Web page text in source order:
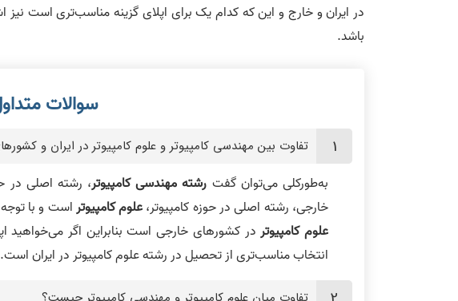
در ایران و خارج و این که کدام یک برای اپلای گزینه‌ مناسب‌تری است
باشد.
تفاوت بین مهندسی کامپیوتر و علوم کامپیوتر در ایران و
به‌طورکلی می‌توان گفت رشته مهندسی کامپیوتر، رشته اصلی در
خارجی، رشته اصلی در حوزه کامپیوتر،علوم کامپیوتراست و با
علوم کامپیوتردر کشورهای خارجی است بنابراین اگر می‌خواهید
انتخاب مناسب‌تری از تحصیل در رشته علوم کامپیوتر در ایران است.